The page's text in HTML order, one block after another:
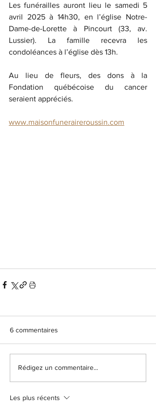
Les funérailles auront lieu le samedi 5
avril 2025 à 14h30, en l’église Notre-
Dame-de-Lorette à Pincourt (33, av.
Lussier). La famille recevra les
condoléances à l’église dès 13h.
Au lieu de fleurs, des dons à la
Fondation québécoise du cancer
seraient appréciés.
www.maisonfuneraireroussin.com
6 commentaires
Rédigez un commentaire...
Les plus récents